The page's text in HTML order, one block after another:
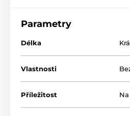
obvod hrudníku 92
délka
Parametry
Délka
Vlastnosti
Příležitost